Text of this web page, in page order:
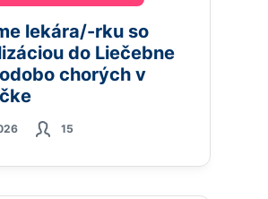
lekára/-rku so
do Liečebne
chorých v
15